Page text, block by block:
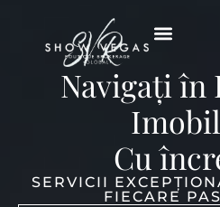
Navigați în
Cu
SERVICII
FIECARE PAS